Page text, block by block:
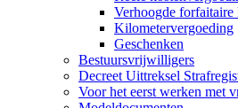
Verhoogde forfaitaire
Kilometervergoeding
Geschenken
Bestuursvrijwilligers
Decreet Uittreksel
Voor het eerst werken met